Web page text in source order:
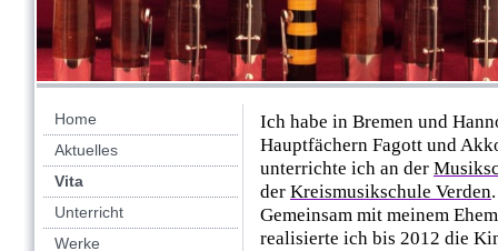
Home
Aktuelles
Vita
Unterricht
Werke
Ich habe in Bremen und
Hauptfächern Fagott und
unterrichte ich an der
der Kreismusikschule Verden.
Gemeinsam mit meinem
realisierte ich bis 2012 die